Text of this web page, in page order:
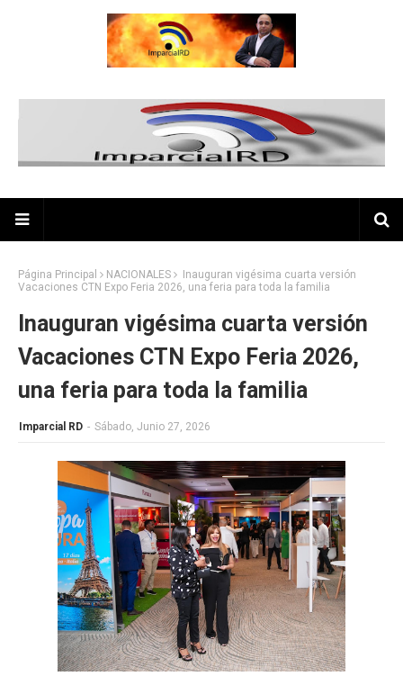
Página Principal NACIONALES
Inauguran vigésima cuarta versión
Vacaciones CTN Expo Feria 2026, una feria para toda la familia
Inauguran vigésima cuarta versión
Vacaciones CTN Expo Feria 2026,
una feria para toda la familia
Imparcial RD - Sábado, Junio 27, 2026